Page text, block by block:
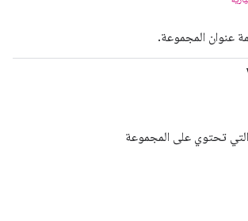
عنوان المجموعة.
التي تحتوي على المجموعة